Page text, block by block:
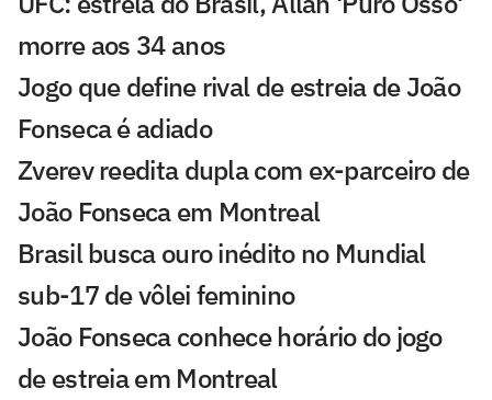
morre aos 34 anos
Jogo que define rival de estreia de João
Fonseca é adiado
Zverev reedita dupla com ex-parceiro de
João Fonseca em Montreal
Brasil busca ouro inédito no Mundial
sub-17 de vôlei feminino
João Fonseca conhece horário do jogo
de estreia em Montreal